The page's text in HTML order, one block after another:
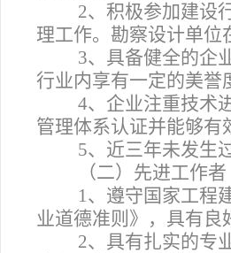
2、积极参加建设
理工作。勘察设计单位
3、具备健全的企
行业内享有一定的美誉
4、企业注重技术
管理体系认证并能够有
5、近三年未发生
（二）先进工作者
1、遵守国家工程
业道德准则》，具有
2、具有扎实的专